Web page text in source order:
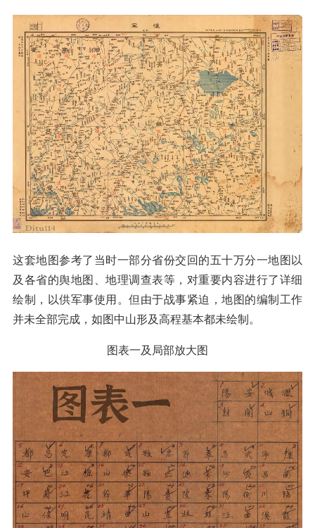
这套地图参考了当时一部分省份交回的五十万分一地图以
及各省的舆地图、地理调查表等，对重要内容进行了详细
绘制，以供军事使用。但由于战事紧迫，地图的编制工作
并未全部完成，如图中山形及高程基本都未绘制。
图表一及局部放大图